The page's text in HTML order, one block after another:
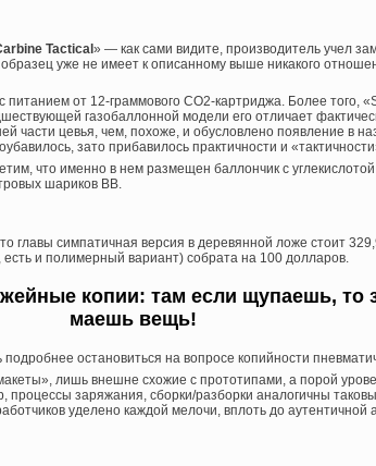
Tactical » — как сами видите, производитель учел
уже не имеет к описанному выше никакого
питанием от 12-граммового CO2-картриджа. Более того,
газобаллонной модели его отличает
части цевья, чем, похоже, и обусловлено появление в
зато прибавилось практичности и
что именно в нем размещен баллончик с
шариков ВВ.
главы симпатичная версия в деревянной ложе стоит
есть и полимерный вариант) собрата на 100 долларов.
копии: там если щупаешь,
маешь вещь!
остановиться на вопросе копийности
лишь внешне схожие с прототипами, а порой
процессы заряжания, сборки/разборки аналогичны
уделено каждой мелочи, вплоть до аутентичной